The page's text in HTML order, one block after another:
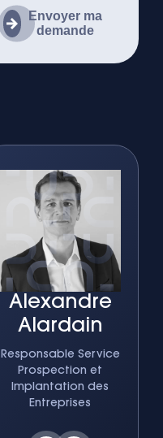
Envoyer ma
demande
Alexandre
Alardain
Responsable Service
Prospection et
Implantation des
Entreprises